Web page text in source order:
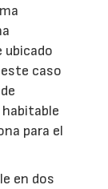
ubicado
caso
para el
en dos